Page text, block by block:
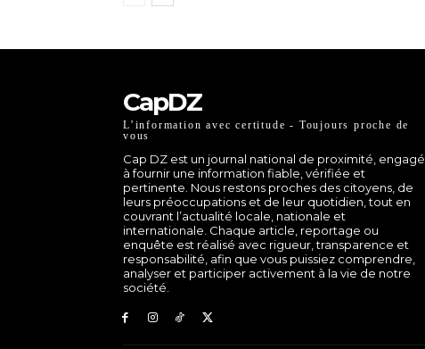
CapDZ
L’information avec certitude - Toujours proche de
vous
Cap DZ est un journal national de proximité, engagé
à fournir une information fiable, vérifiée et
pertinente. Nous restons proches des citoyens, de
leurs préoccupations et de leur quotidien, tout en
couvrant l’actualité locale, nationale et
internationale. Chaque article, reportage ou
enquête est réalisé avec rigueur, transparence et
responsabilité, afin que vous puissiez comprendre,
analyser et participer activement à la vie de notre
société.